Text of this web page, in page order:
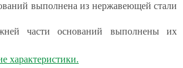
выполнена из нержавеющей стали
части оснований выполнены их
характеристики.